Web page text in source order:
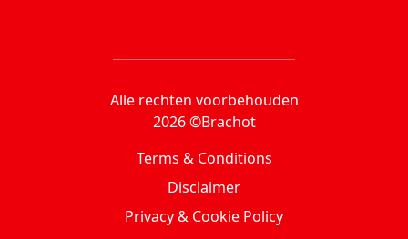
Alle rechten voorbehouden
2026 ©Brachot
Terms & Conditions
Disclaimer
Privacy & Cookie Policy